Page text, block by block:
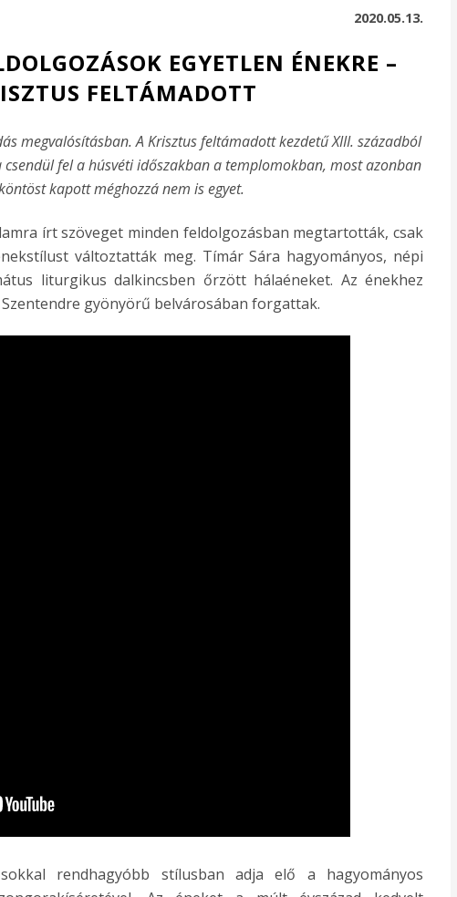
2020.05.13.
EGYETLEN ÉNEKRE –
FELTÁMADOTT
megvalósításban. A Krisztus feltámadott kezdetű XIII. századból
csendül fel a húsvéti időszakban a templomokban, most azonban
kapott méghozzá nem is egyet.
írt szöveget minden feldolgozásban megtartották, csak
változtatták meg. Tímár Sára hagyományos, népi
liturgikus dalkincsben őrzött hálaéneket. Az énekhez
gyönyörű belvárosában forgattak.
rendhagyóbb stílusban adja elő a hagyományos